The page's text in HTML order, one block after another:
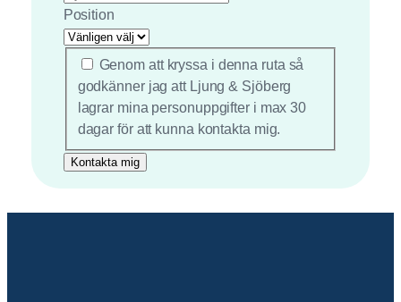
Position
*
Genom att kryssa i denna ruta så
godkänner jag att Ljung & Sjöberg
lagrar mina personuppgifter i max 30
dagar för att kunna kontakta mig.